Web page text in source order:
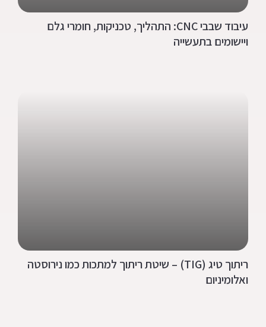
עיבוד שבבי CNC: התהליך, טכניקות, חומרי גלם
ויישומים בתעשייה
ריתוך טיג (TIG) – שיטת ריתוך למתכות כמו נירוסטה
ואלומיניום